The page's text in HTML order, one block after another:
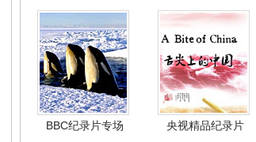
BBC纪录片专场 央视精品纪录片